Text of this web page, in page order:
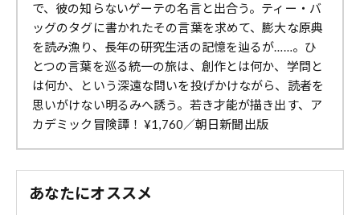
で、彼の知らないゲーテの名言と出合う。ティー・バ
ッグのタグに書かれたその言葉を求めて、膨大な原典
を読み漁り、長年の研究生活の記憶を辿るが……。ひ
とつの言葉を巡る統一の旅は、創作とは何か、学問と
は何か、という深遠な問いを投げかけながら、読者を
思いがけない明るみへ誘う。若き才能が描き出す、ア
カデミック冒険譚！ ¥1,760／朝日新聞出版
あなたにオススメ